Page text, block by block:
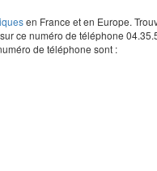
en France et en Europe.
ce numéro de téléphone
de téléphone sont :